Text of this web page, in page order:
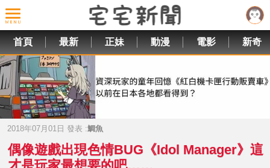
首頁 最新 正妹 動漫 電影 新奇
2018年07月01日 發表 :鯛魚
偶像遊戲出現色情BUG《Idol Manager》這